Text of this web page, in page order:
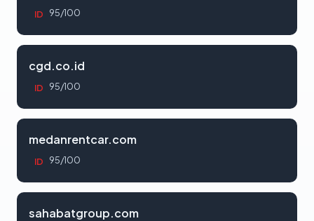
ID 95/100
cgd.co.id
ID 95/100
medanrentcar.com
ID 95/100
sahabatgroup.com